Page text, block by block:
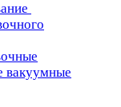
вакуумные